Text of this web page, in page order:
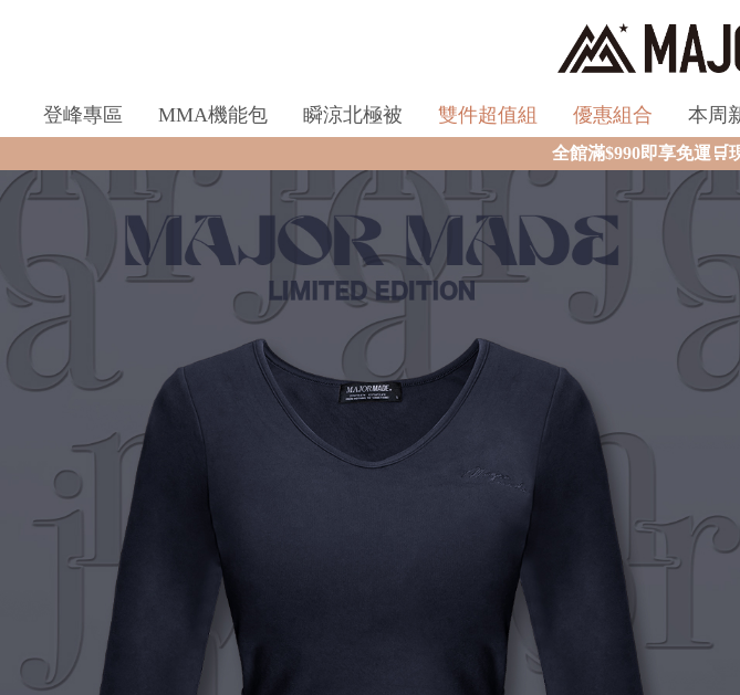
登峰專區 MMA機能包 瞬涼北極被 雙件超值組 優惠組合 本周
全館滿$990即享免運🛒現貨商品2個工作天內火